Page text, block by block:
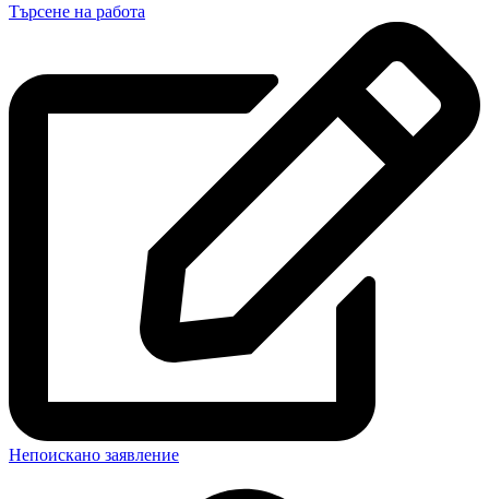
Търсене на работа
Непоискано заявление